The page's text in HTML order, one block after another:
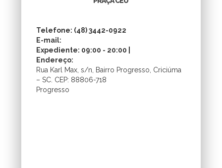
Telefone: (48) 3442-0922
E-mail:
Expediente: 09:00 - 20:00 |
Endereço:
Rua Karl Max, s/n, Bairro Progresso, Criciúma
– SC. CEP: 88806-718
Progresso